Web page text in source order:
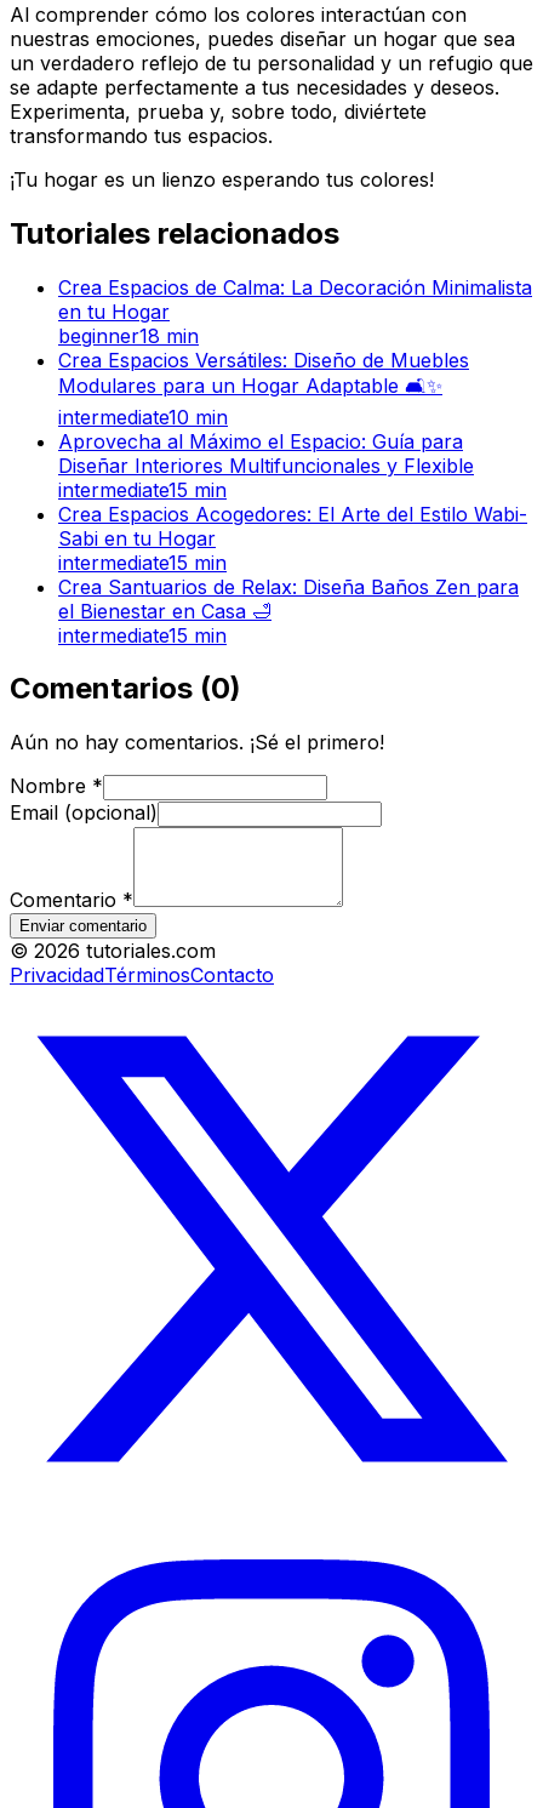
Al comprender cómo los colores interactúan con
nuestras emociones, puedes diseñar un hogar que sea
un verdadero reflejo de tu personalidad y un refugio que
se adapte perfectamente a tus necesidades y deseos.
Experimenta, prueba y, sobre todo, diviértete
transformando tus espacios.
¡Tu hogar es un lienzo esperando tus colores!
Tutoriales relacionados
Crea Espacios de Calma: La Decoración Minimalista
en tu Hogar
beginner18 min
Crea Espacios Versátiles: Diseño de Muebles
Modulares para un Hogar Adaptable 🛋️✨
intermediate10 min
Aprovecha al Máximo el Espacio: Guía para
Diseñar Interiores Multifuncionales y Flexible
intermediate15 min
Crea Espacios Acogedores: El Arte del Estilo Wabi-
Sabi en tu Hogar
intermediate15 min
Crea Santuarios de Relax: Diseña Baños Zen para
el Bienestar en Casa 🛁
intermediate15 min
Comentarios (0)
Aún no hay comentarios. ¡Sé el primero!
Nombre *
Email (opcional)
Comentario *
Enviar comentario
© 2026 tutoriales.com
PrivacidadTérminosContacto